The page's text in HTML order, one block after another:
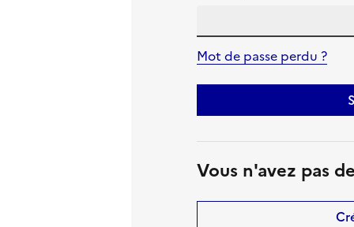
Mot de passe perdu ?
Vous n'avez pas